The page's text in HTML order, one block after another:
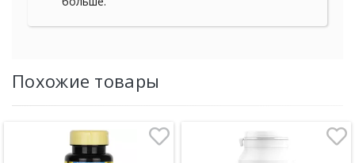
Похожие товары